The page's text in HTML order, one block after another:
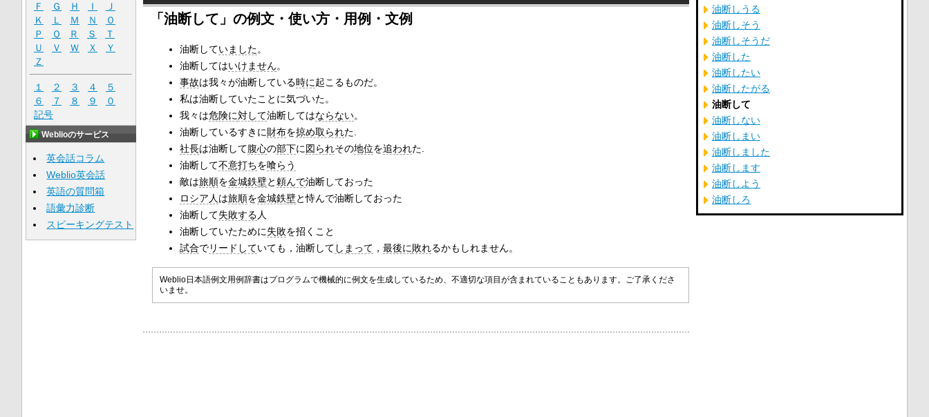
「油断して」の例文・使い方・用例・文例
油断していました。
油断してはいけません。
事故は我々が油断している時に起こるものだ。
私は油断していたことに気づいた。
我々は危険に対して油断してはならない。
油断しているすきに財布を掠め取られた.
社長は油断して腹心の部下に図られその地位を追われた.
油断して不意打ちを喰らう
敵は旅順を金城鉄壁と 頼んで油断しておった
ロシア人 は旅順を金城鉄壁と恃んで油断しておった
油断して失敗する 人
油断していたために失敗を招くこと
試合でリードしていても，油断して しまって ， 最後に敗れるかもしれません。
Weblio日本語例文用例辞書はプログラムで機械的に例文を生成しているため、不適切な項目が含まれていることもあります。ご了承くださ
いませ。
Ｆ
Ｇ Ｈ Ｉ
Ｊ
Ｋ
Ｌ Ｍ Ｎ
Ｏ
Ｐ
Ｑ Ｒ Ｓ
Ｔ
Ｕ
Ｖ Ｗ Ｘ
Ｙ
Ｚ
１ ２ ３ ４
５
６
７ ８ ９
０
記号
Weblioのサービス
英会話コラム
Weblio英会話
英語の質問箱
語彙力診断
スピーキングテスト
油断しうる
油断しそう
油断しそうだ
油断した
油断したい
油断したがる
油断して
油断しない
油断しまい
油断しました
油断します
油断しよう
油断しろ